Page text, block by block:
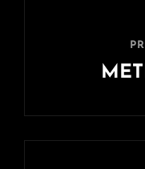
Post